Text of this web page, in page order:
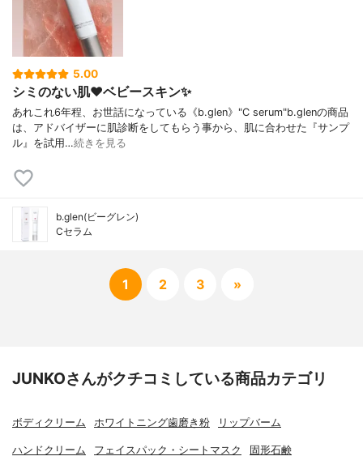
5.00
シミのない肌❤️ベビースキン✨
あれこれ6年程、お世話になっている《b.glen》"C serum"b.glenの商品
は、アドバイザーに肌診断をしてもらう事から、肌に合わせた『サンプ
ル』を試用…続きを見る
b.glen(ビーグレン)
Cセラム
1 2 3 »
JUNKOさんがクチコミしている商品カテゴリ
ボディクリーム ホワイトニング歯磨き粉 リップバーム
ハンドクリーム フェイスパック・シートマスク 固形石鹸